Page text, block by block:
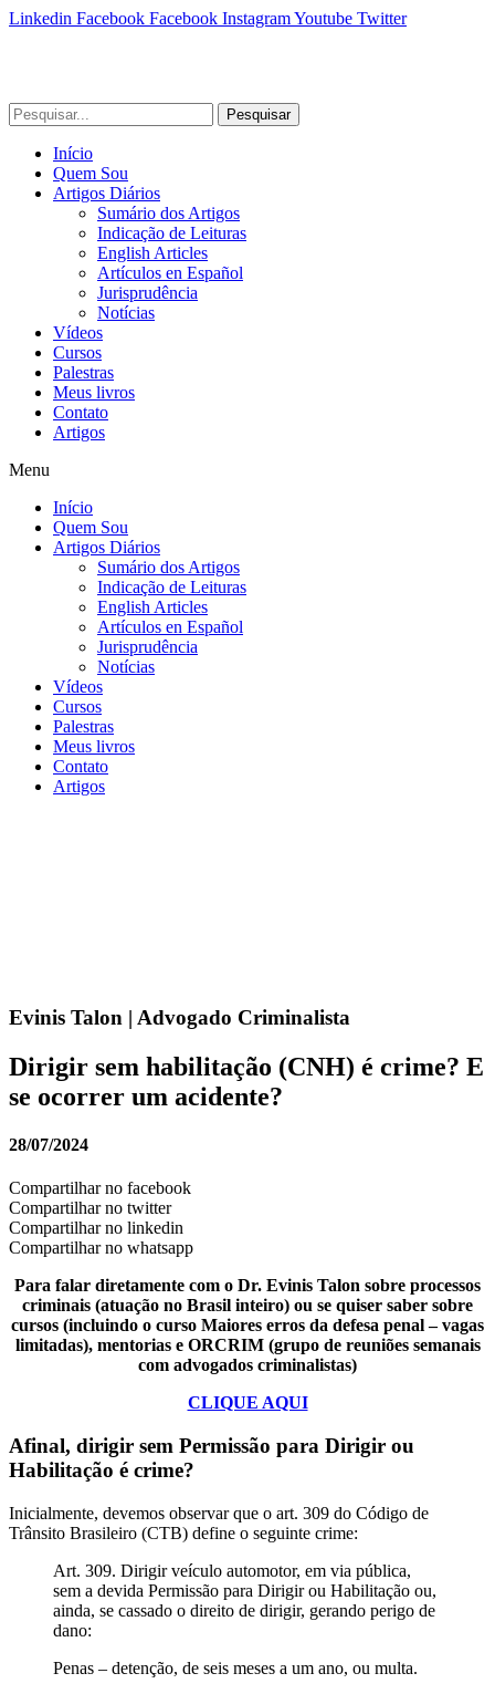
Linkedin Facebook Facebook InstagramYoutube Twitter
Pesquisar
Início
Quem Sou
Artigos Diários
Sumário dos Artigos
Indicação de Leituras
English Articles
Artículos en Español
Jurisprudência
Notícias
Vídeos
Cursos
Palestras
Meus livros
Contato
Artigos
Menu
Início
Quem Sou
Artigos Diários
Sumário dos Artigos
Indicação de Leituras
English Articles
Artículos en Español
Jurisprudência
Notícias
Vídeos
Cursos
Palestras
Meus livros
Contato
Artigos
Evinis Talon | Advogado Criminalista
Dirigir sem habilitação (CNH) é crime? E
se ocorrer um acidente?
28/07/2024
Compartilhar no facebook
Compartilhar no twitter
Compartilhar no linkedin
Compartilhar no whatsapp
Para falar diretamente com o Dr. Evinis Talon sobre processos
criminais (atuação no Brasil inteiro) ou se quiser saber sobre
cursos (incluindo o curso Maiores erros da defesa penal – vagas
limitadas), mentorias e ORCRIM (grupo de reuniões semanais
com advogados criminalistas)
CLIQUE AQUI
Afinal, dirigir sem Permissão para Dirigir ou
Habilitação é crime?
Inicialmente, devemos observar que o art. 309 do Código de
Trânsito Brasileiro (CTB) define o seguinte crime:
Art. 309. Dirigir veículo automotor, em via pública,
sem a devida Permissão para Dirigir ou Habilitação ou,
ainda, se cassado o direito de dirigir, gerando perigo de
dano:
Penas – detenção, de seis meses a um ano, ou multa.